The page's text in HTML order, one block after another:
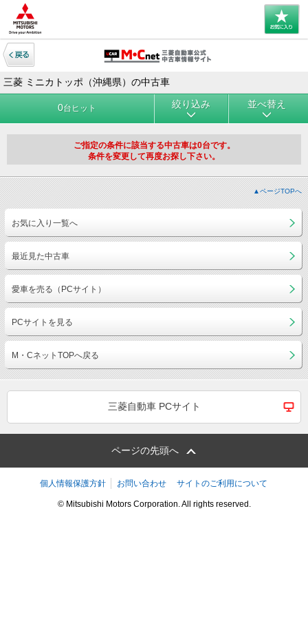
三菱 ミニカトッポ（沖縄県）の中古車
0台ヒット 絞り込み 並べ替え
ご指定の条件に該当する中古車は0台です。
条件を変更して再度お探し下さい。
▲ページTOPへ
お気に入り一覧へ
最近見た中古車
愛車を売る（PCサイト）
PCサイトを見る
M・CネットTOPへ戻る
三菱自動車 PCサイト
ページの先頭へ
個人情報保護方針 お問い合わせ サイトのご利用について
© Mitsubishi Motors Corporation. All rights reserved.